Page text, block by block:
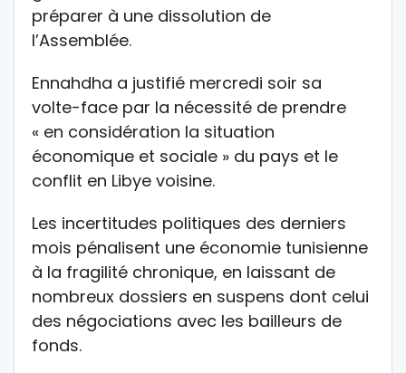
préparer à une dissolution de
l’Assemblée.
Ennahdha a justifié mercredi soir sa
volte-face par la nécessité de prendre
« en considération la situation
économique et sociale » du pays et le
conflit en Libye voisine.
Les incertitudes politiques des derniers
mois pénalisent une économie tunisienne
à la fragilité chronique, en laissant de
nombreux dossiers en suspens dont celui
des négociations avec les bailleurs de
fonds.